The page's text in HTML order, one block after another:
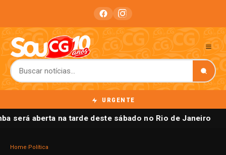
URGENTE
será aberta na tarde deste sábado no Rio de Janeiro
Home Política